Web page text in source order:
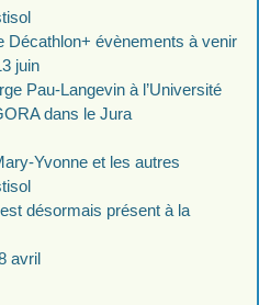
Décathlon+ évènements à venir
juin
Pau-Langevin à l’Université
dans le Jura
Yvonne et les autres
désormais présent à la
avril